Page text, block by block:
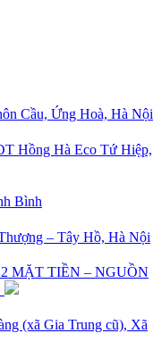
Cầu, Ứng Hoà, Hà Nội
Hồng Hà Eco Tứ Hiệp,
Bình
– Tây Hồ, Hà Nội
MẶT TIỀN – NGUỒN
(xã Gia Trung cũ), Xã